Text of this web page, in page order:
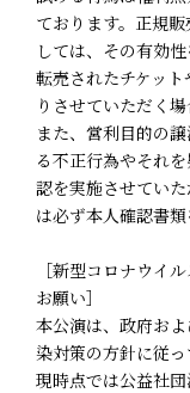
ております。正規
しては、その有効
転売されたチケッ
りさせていただく
また、営利目的の
る不正行為やそれ
認を実施させてい
は必ず本人確認書類
［新型コロナウイ
お願い］
本公演は、政府お
染対策の方針に従っ
現時点では公益社